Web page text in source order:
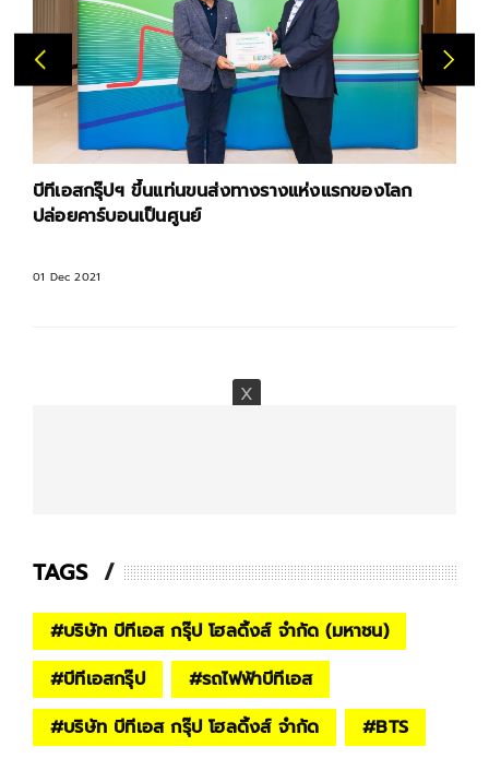
บีทีเอสกรุ๊ปฯ ขึ้นแท่นขนส่งทางรางแห่งแรกของโลก
ปล่อยคาร์บอนเป็นศูนย์
01 Dec 2021
TAGS
#บริษัท บีทีเอส กรุ๊ป โฮลดิ้งส์ จำกัด (มหาชน)
#บีทีเอสกรุ๊ป #รถไฟฟ้าบีทีเอส
#บริษัท บีทีเอส กรุ๊ป โฮลดิ้งส์ จำกัด #BTS